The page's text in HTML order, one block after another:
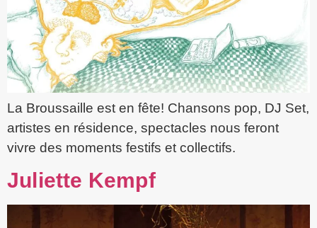
La Broussaille est en fête! Chansons pop, DJ Set,
artistes en résidence, spectacles nous feront
vivre des moments festifs et collectifs.
Juliette Kempf